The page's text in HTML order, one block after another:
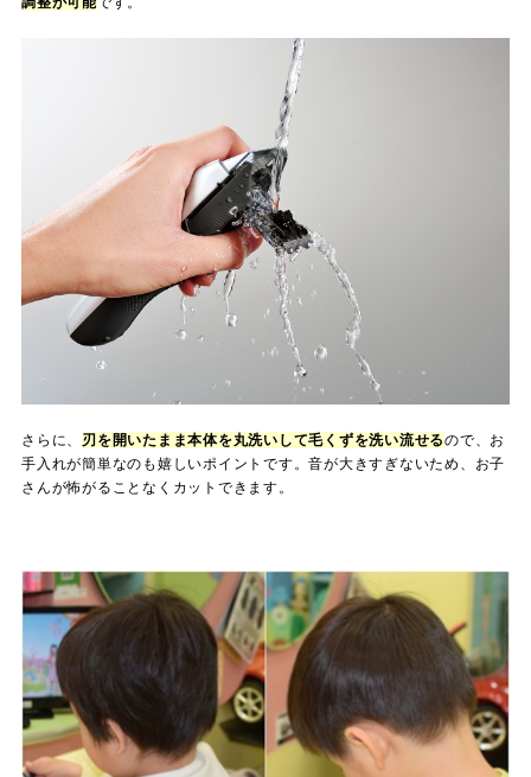
さらに、 刃を開いたまま本体を丸洗いして毛くずを洗い流せるので、お
手入れが簡単なのも嬉しいポイントです。音が大きすぎないため、お子
さんが怖がることなくカットできます。